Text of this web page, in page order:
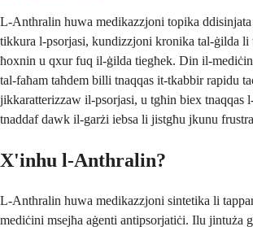
L-Anthralin huwa medikazzjoni topika
tikkura l-psorjasi, kundizzjoni kronika tal-ġilda li
ħoxnin u qxur fuq il-ġilda tiegħek. Din il-
tal-faħam taħdem billi tnaqqas it-tkabbir rapidu
jikkaratterizzaw il-psorjasi, u tgħin biex tnaqqas
tnaddaf dawk il-garżi iebsa li jistgħu jkunu
X'inhu l-Anthralin?
L-Anthralin huwa medikazzjoni sintetika li
mediċini msejħa aġenti antipsorjatiċi. Ilu jintuża